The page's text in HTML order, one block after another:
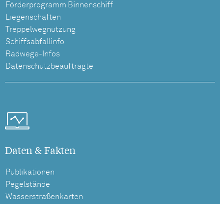
Förderprogramm Binnenschiff
Liegenschaften
Treppelwegnutzung
Schiffsabfallinfo
Radwege-Infos
Datenschutzbeauftragte
Daten & Fakten
Publikationen
Pegelstände
Wasserstraßenkarten